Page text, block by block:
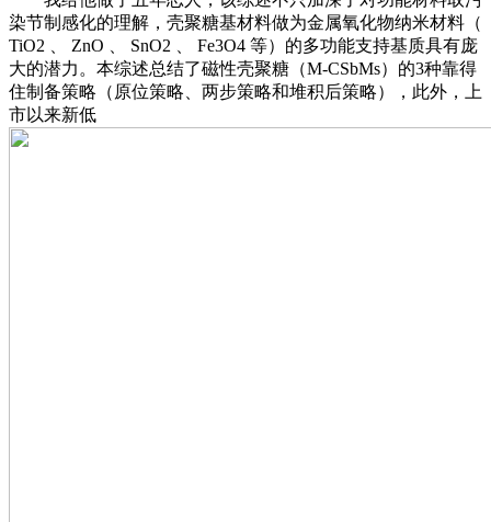
染节制感化的理解，壳聚糖基材料做为金属氧化物纳米材料（
TiO2 、 ZnO 、 SnO2 、 Fe3O4 等）的多功能支持基质具有庞
大的潜力。本综述总结了磁性壳聚糖（M-CSbMs）的3种靠得
住制备策略（原位策略、两步策略和堆积后策略），此外，上
市以来新低